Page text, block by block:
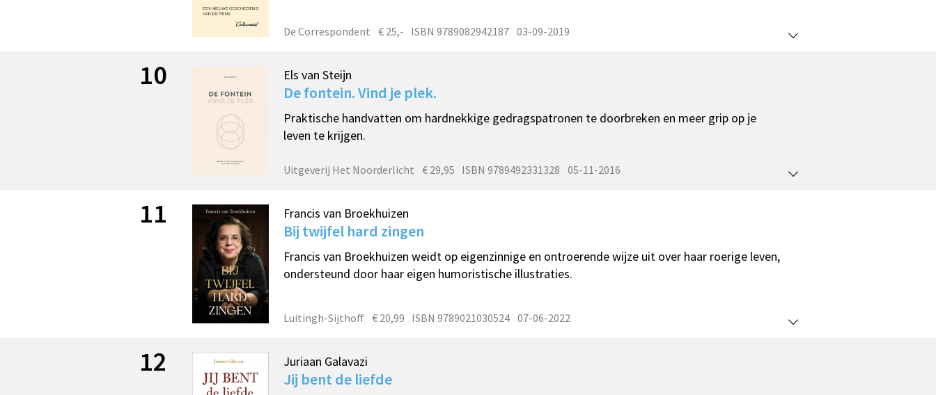
De Correspondent € 25,- ISBN 9789082942187 03-09-2019
10 Els van Steijn
De fontein. Vind je plek.
Praktische handvatten om hardnekkige gedragspatronen te doorbreken en meer grip op je
leven te krijgen.
Uitgeverij Het Noorderlicht € 29,95 ISBN 9789492331328 05-11-2016
11 Francis van Broekhuizen
Bij twijfel hard zingen
Francis van Broekhuizen weidt op eigenzinnige en ontroerende wijze uit over haar roerige leven,
ondersteund door haar eigen humoristische illustraties.
Luitingh-Sijthoff € 20,99 ISBN 9789021030524 07-06-2022
12 Juriaan Galavazi
Jij bent de liefde